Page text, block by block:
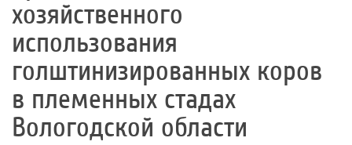
хозяйственного
использования
голштинизированных коров
в племенных стадах
Вологодской области